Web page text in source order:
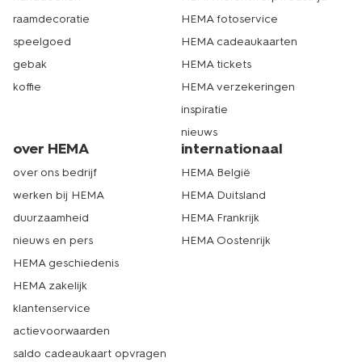
raamdecoratie
speelgoed
gebak
koffie
HEMA fotoservice
HEMA cadeaukaarten
HEMA tickets
HEMA verzekeringen
inspiratie
nieuws
over HEMA
over ons bedrijf
werken bij HEMA
duurzaamheid
nieuws en pers
HEMA geschiedenis
HEMA zakelijk
klantenservice
actievoorwaarden
saldo cadeaukaart opvragen
internationaal
HEMA België
HEMA Duitsland
HEMA Frankrijk
HEMA Oostenrijk